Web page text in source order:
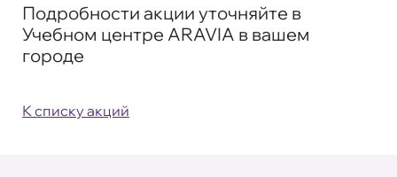
Подробности акции уточняйте в
Учебном центре ARAVIA в вашем
городе
К списку акций